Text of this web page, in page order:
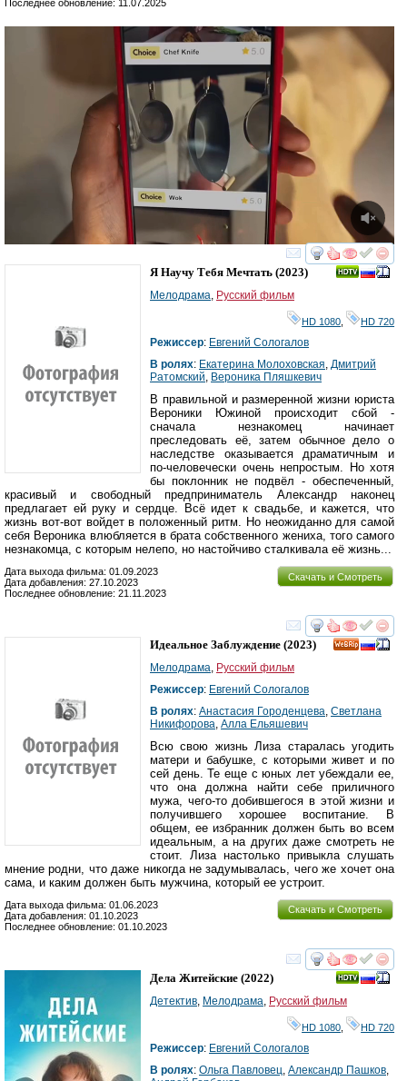
Последнее обновление: 11.07.2025
смотреть
Я Научу Тебя Мечтать (2023)
Мелодрама, Русский фильм
HD 1080, HD 720
Режиссер: Евгений Сологалов
В ролях: Екатерина Молоховская, Дмитрий
Ратомский, Вероника Пляшкевич
В правильной и размеренной жизни юриста
Вероники Южиной происходит сбой -
сначала незнакомец начинает
преследовать её, затем обычное дело о
наследстве оказывается драматичным и
по-человечески очень непростым. Но хотя
бы поклонник не подвёл - обеспеченный,
красивый и свободный предприниматель Александр наконец
предлагает ей руку и сердце. Всё идет к свадьбе, и кажется, что
жизнь вот-вот войдет в положенный ритм. Но неожиданно для самой
себя Вероника влюбляется в брата собственного жениха, того самого
незнакомца, с которым нелепо, но настойчиво сталкивала её жизнь...
Скачать и Смотреть
Дата выхода фильма: 01.09.2023
Дата добавления: 27.10.2023
Последнее обновление: 21.11.2023
смотреть
Идеальное Заблуждение (2023)
Мелодрама, Русский фильм
Режиссер: Евгений Сологалов
В ролях: Анастасия Городенцева, Светлана
Никифорова, Алла Ельяшевич
Всю свою жизнь Лиза старалась угодить
матери и бабушке, с которыми живет и по
сей день. Те еще с юных лет убеждали ее,
что она должна найти себе приличного
мужа, чего-то добившегося в этой жизни и
получившего хорошее воспитание. В
общем, ее избранник должен быть во всем
идеальным, а на других даже смотреть не
стоит. Лиза настолько привыкла слушать
мнение родни, что даже никогда не задумывалась, чего же хочет она
сама, и каким должен быть мужчина, который ее устроит.
Скачать и Смотреть
Дата выхода фильма: 01.06.2023
Дата добавления: 01.10.2023
Последнее обновление: 01.10.2023
смотреть
Дела Житейские (2022)
Детектив, Мелодрама, Русский фильм
HD 1080 HD 720
Режиссер: Евгений Сологалов
В ролях: Ольга Павловец, Александр Пашков,